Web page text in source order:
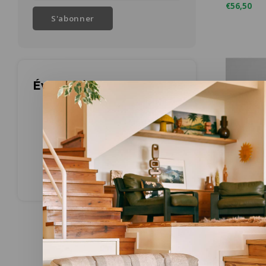
S'abonner
Évaluations
€56,50
zangra
murale
Ø 19 x H